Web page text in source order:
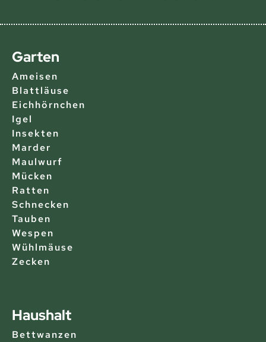
Garten
Ameisen
Blattläuse
Eichhörnchen
Igel
Insekten
Marder
Maulwurf
Mücken
Ratten
Schnecken
Tauben
Wespen
Wühlmäuse
Zecken
Haushalt
Bettwanzen